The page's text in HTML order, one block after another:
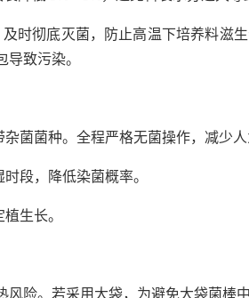
彻底灭菌，防止高温下培养料滋
致污染。
菌菌种。全程严格无菌操作，减少人
段，降低染菌概率。
生长。
险。若采用大袋，为避免大袋菌棒